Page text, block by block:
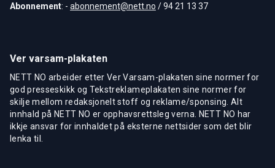
Abonnement: - abonnement@nett.no / 94 21 13 37
Ver varsam-plakaten
NETT NO arbeider etter Ver Varsam-plakaten sine normer for
god presseskikk og Tekstreklameplakaten sine normer for
skilje mellom redaksjonelt stoff og reklame/sponsing. Alt
innhald på NETT NO er opphavsrettsleg verna. NETT NO har
ikkje ansvar for innhaldet på eksterne nettsider som det blir
lenka til.